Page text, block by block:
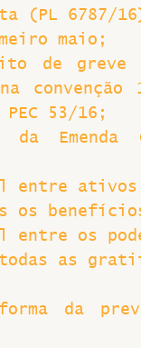
(PL 6787/
maio;
de greve
53/16;
da
entre ativos,
os
entre os
as
da